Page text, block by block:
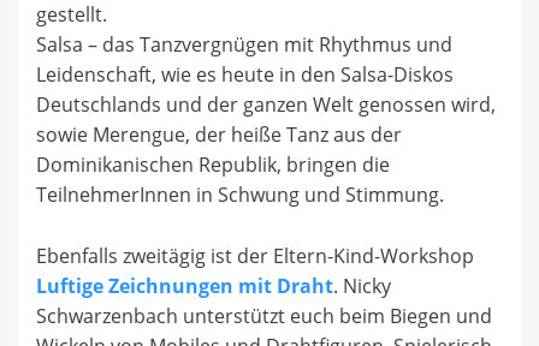
gestellt.
Salsa – das Tanzvergnügen mit Rhythmus und
Leidenschaft, wie es heute in den Salsa-Diskos
Deutschlands und der ganzen Welt genossen wird,
sowie Merengue, der heiße Tanz aus der
Dominikanischen Republik, bringen die
TeilnehmerInnen in Schwung und Stimmung.
Ebenfalls zweitägig ist der Eltern-Kind-Workshop
Luftige Zeichnungen mit Draht. Nicky
Schwarzenbach unterstützt euch beim Biegen und